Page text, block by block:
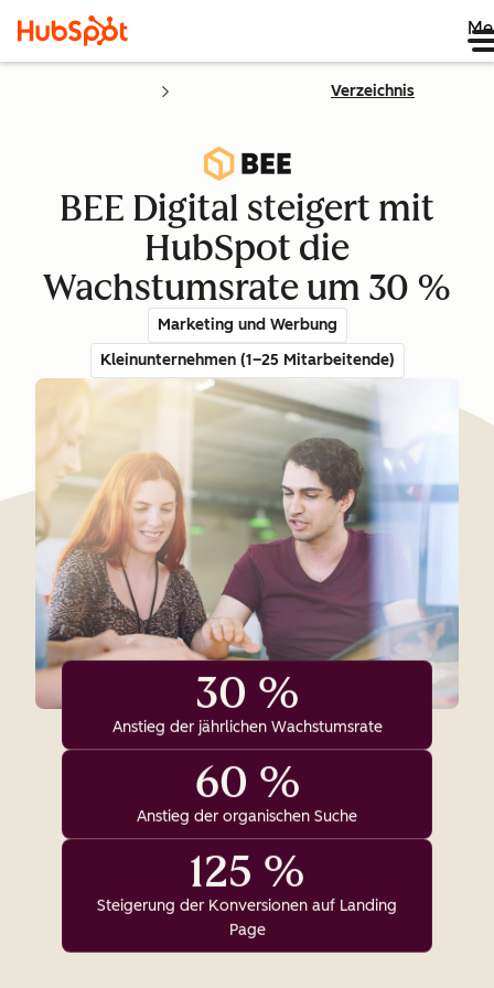
Verzeichnis
BEE Digital steigert mit
HubSpot die
Wachstumsrate um 30 %
Marketing und Werbung
Kleinunternehmen (1–25 Mitarbeitende)
30 %
Anstieg der jährlichen Wachstumsrate
60 %
Anstieg der organischen Suche
125 %
Steigerung der Konversionen auf Landing
Page